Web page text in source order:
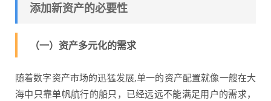
添加新资产的必要性
（一）资产多元化的需求
随着数字资产市场的迅猛发展,单一的资产配置就像一艘在大
海中只靠单帆航行的船只，已经远远不能满足用户的需求，